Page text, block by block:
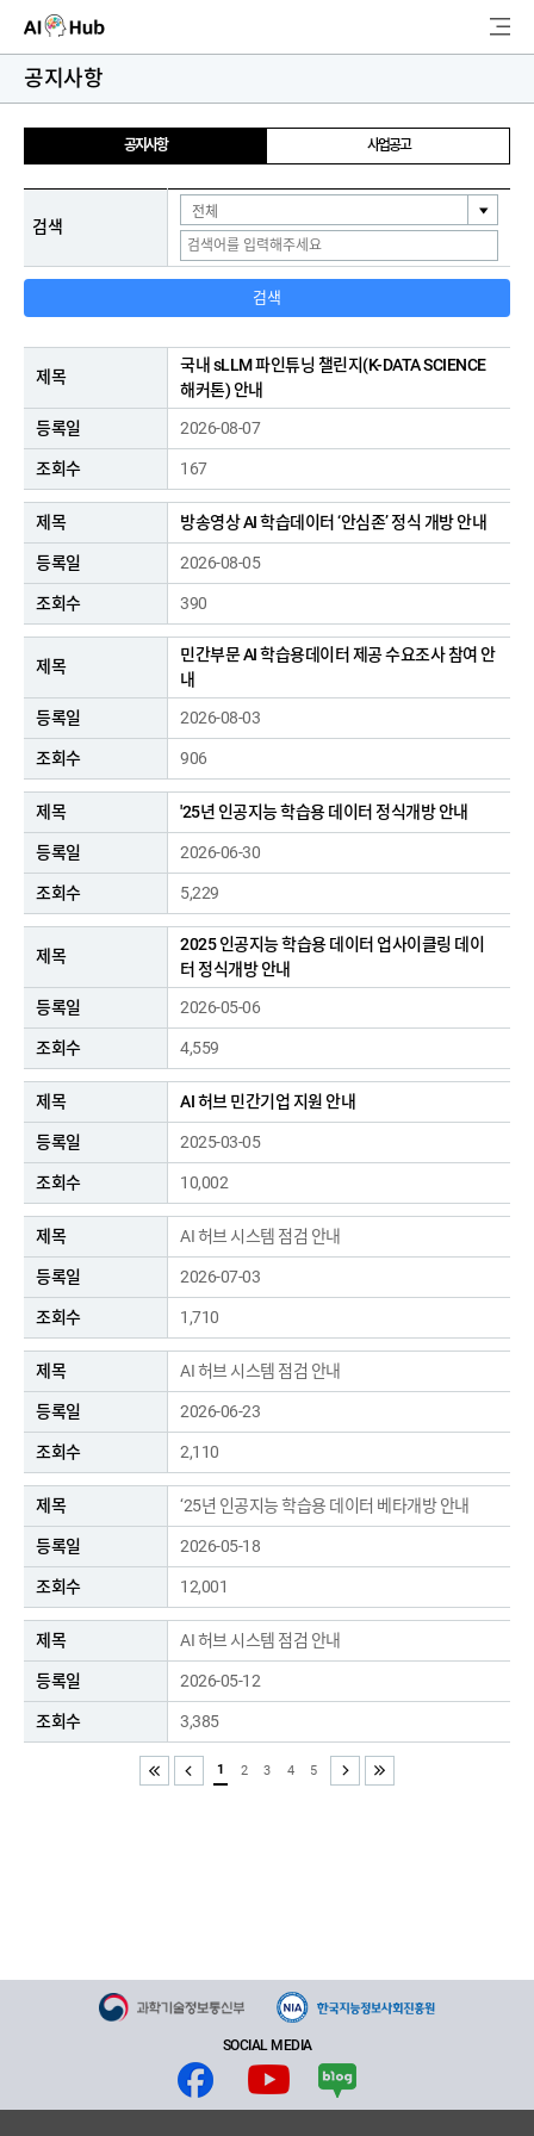
AI-Hub
AI 데이터찾기
AI 허브소개
리더보드
커뮤니티
AI 개발지원
고객지원
색
공지사항
공지사항 사업공고
검색
검색
국내 sLLM 파인튜닝 챌린지(K-DATA SCIENCE
해커톤) 안내
2026-08-07
167
방송영상 AI 학습데이터 ‘안심존’ 정식 개방 안내
2026-08-05
390
민간부문 AI 학습용데이터 제공 수요조사 참여 안
내
2026-08-03
906
'25년 인공지능 학습용 데이터 정식개방 안내
2026-06-30
5,229
2025 인공지능 학습용 데이터 업사이클링 데이
터 정식개방 안내
2026-05-06
4,559
AI 허브 민간기업 지원 안내
2025-03-05
10,002
AI 허브 시스템 점검 안내
2026-07-03
1,710
AI 허브 시스템 점검 안내
2026-06-23
2,110
‘25년 인공지능 학습용 데이터 베타개방 안내
2026-05-18
12,001
AI 허브 시스템 점검 안내
2026-05-12
3,385
처음 이전 1 2 3 4 5 다음 끝
SOCIAL MEDIA